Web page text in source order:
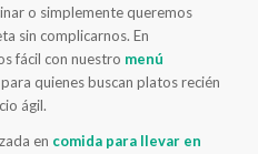
o simplemente queremos
sin complicarnos. En
fácil con nuestro menú
quienes buscan platos recién
ágil.
en comida para llevar en